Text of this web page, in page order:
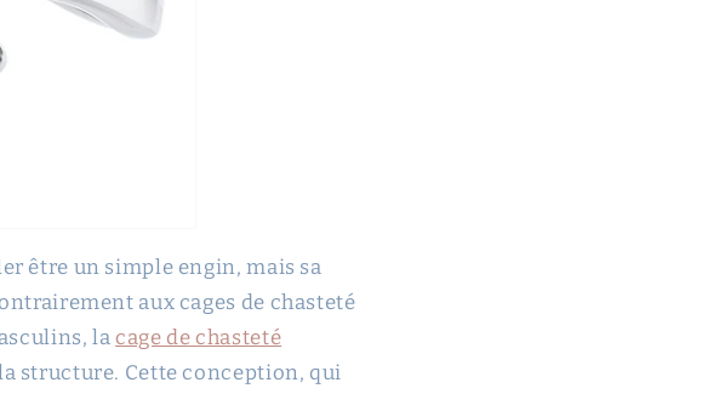
être un simple engin, mais sa
aux cages de chasteté
lacage de chasteté
structure. Cette conception, qui